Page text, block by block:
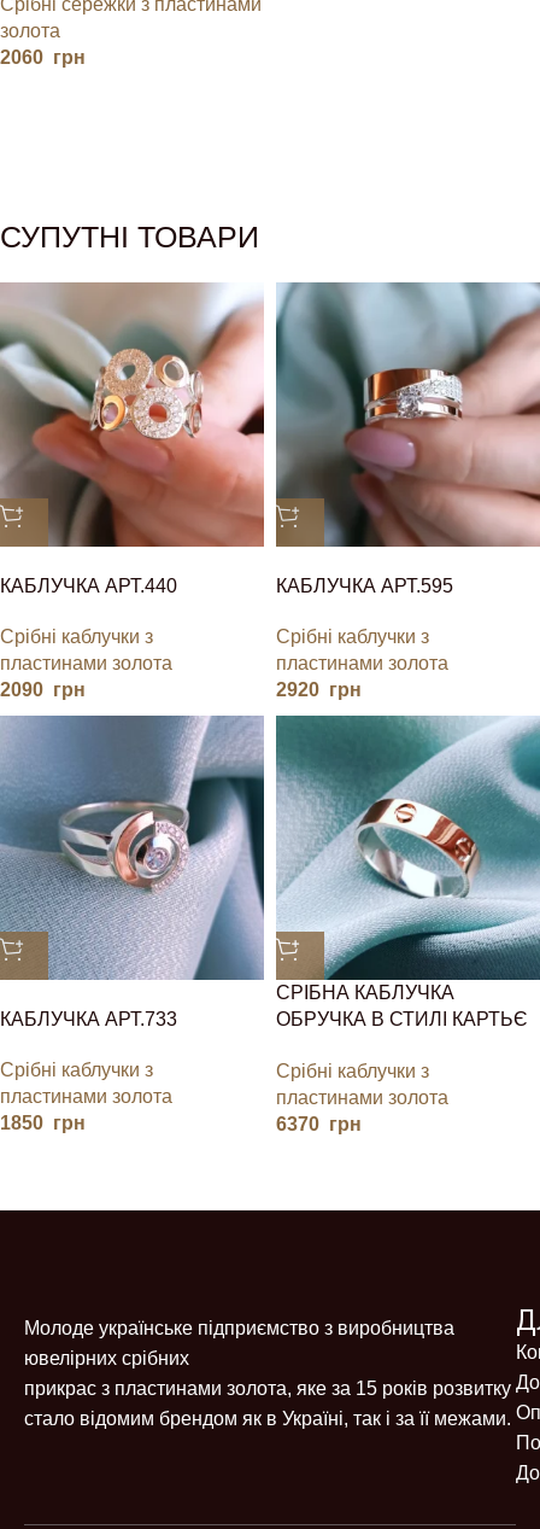
Срібні сережки з пластинами
золота
2060 грн
СУПУТНІ ТОВАРИ
КАБЛУЧКА АРТ.440
Срібні каблучки з
пластинами золота
2090 грн
КАБЛУЧКА АРТ.595
Срібні каблучки з
пластинами золота
2920 грн
КАБЛУЧКА АРТ.733
Срібні каблучки з
пластинами золота
1850 грн
СРІБНА КАБЛУЧКА
ОБРУЧКА В СТИЛІ КАРТЬЄ
Срібні каблучки з
пластинами золота
6370 грн
Молоде українське підприємство з виробництва
ювелірних срібних
прикрас з пластинами золота, яке за 15 років розвитку
стало відомим брендом як в Україні, так і за її межами.